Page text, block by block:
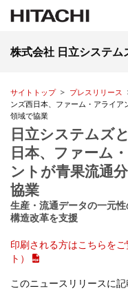
株式会社 日立システム
サイトトップ プレスリリース
ンズ西日本、ファーム・アライ
領域で協業
日立システムズ
日本、ファーム
ントが青果流通
協業
生産・流通データの一元
構造改革を支援
印刷される方はこちらを
ト）
このニュースリリースに